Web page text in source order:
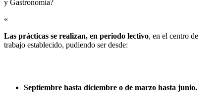
y Gastronomía?​
«
Las prácticas se realizan, en periodo lectivo, en el centro de
trabajo establecido, pudiendo ser desde:
Septiembre hasta diciembre o de marzo hasta junio.